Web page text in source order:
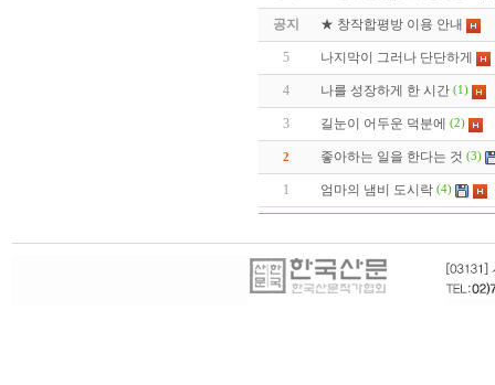
공지 ★ 창작합평방 이용 안내
5 나지막이 그러나 단단하게
4 나를 성장하게 한 시간 (1)
3 길눈이 어두운 덕분에 (2)
2 좋아하는 일을 한다는 것 (3)
1 엄마의 냄비 도시락 (4)